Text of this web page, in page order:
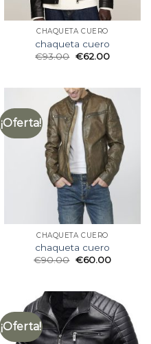
CHAQUETA CUERO
chaqueta cuero
€93.00 €62.00
¡Oferta!
CHAQUETA CUERO
chaqueta cuero
€90.00 €60.00
¡Oferta!